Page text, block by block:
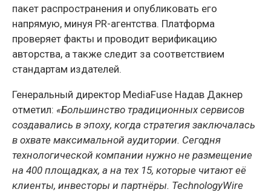
пакет распространения и опубликовать его
напрямую, минуя PR-агентства. Платформа
проверяет факты и проводит верификацию
авторства, а также следит за соответствием
стандартам издателей.
Генеральный директор MediaFuse Надав Дакнер
отметил: «Большинство традиционных сервисов
создавались в эпоху, когда стратегия заключалась
в охвате максимальной аудитории. Сегодня
технологической компании нужно не размещение
на 400 площадках, а на тех 15, которые читают её
клиенты, инвесторы и партнёры. TechnologyWire